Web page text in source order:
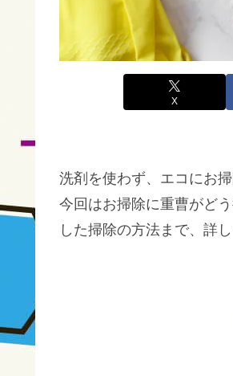
X
洗剤を使わず、エコにお
今回はお掃除に重曹がど
した掃除の方法まで、詳